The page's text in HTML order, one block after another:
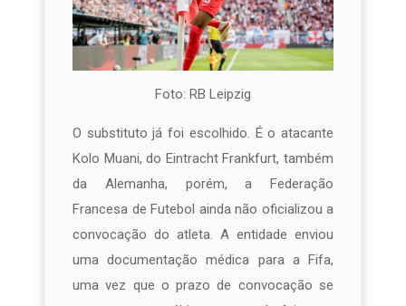
Foto: RB Leipzig
O substituto já foi escolhido. É o atacante
Kolo Muani, do Eintracht Frankfurt, também
da Alemanha, porém, a Federação
Francesa de Futebol ainda não oficializou a
convocação do atleta. A entidade enviou
uma documentação médica para a Fifa,
uma vez que o prazo de convocação se